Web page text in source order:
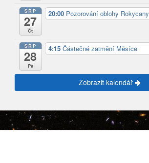
SRP
27
Čt
20:00 Pozorování oblohy Rokycany
SRP
28
Pá
4:15 Částečné zatmění Měsíce
Zobrazit kalendář